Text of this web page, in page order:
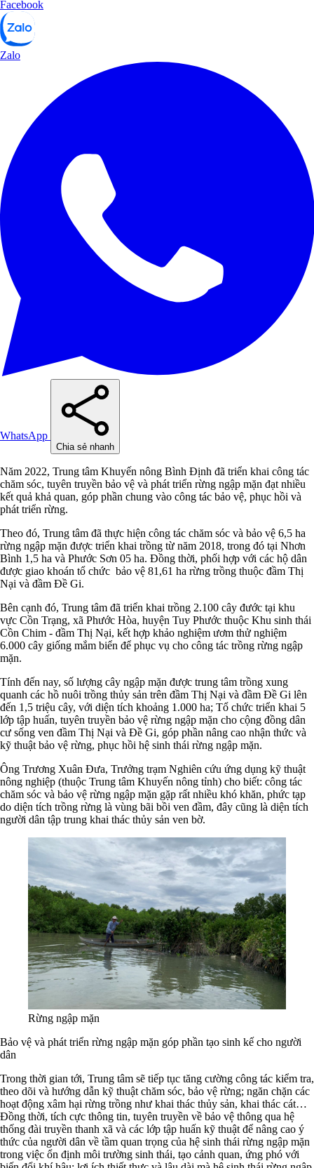
Facebook
Zalo
WhatsApp
Chia sẻ nhanh
Năm 2022, Trung tâm Khuyến nông Bình Định đã triển khai công tác
chăm sóc, tuyên truyền bảo vệ và phát triển rừng ngập mặn đạt nhiều
kết quả khả quan, góp phần chung vào công tác bảo vệ, phục hồi và
phát triển rừng.
Theo đó, Trung tâm đã thực hiện công tác chăm sóc và bảo vệ 6,5 ha
rừng ngập mặn được triển khai trồng từ năm 2018, trong đó tại Nhơn
Bình 1,5 ha và Phước Sơn 05 ha. Đồng thời, phối hợp với các hộ dân
được giao khoán tổ chức bảo vệ 81,61 ha rừng trồng thuộc đầm Thị
Nại và đầm Đề Gi.
Bên cạnh đó, Trung tâm đã triển khai trồng 2.100 cây đước tại khu
vực Cồn Trạng, xã Phước Hòa, huyện Tuy Phước thuộc Khu sinh thái
Cồn Chim - đầm Thị Nại, kết hợp khảo nghiệm ươm thử nghiệm
6.000 cây giống mắm biển để phục vụ cho công tác trồng rừng ngập
mặn.
Tính đến nay, số lượng cây ngập mặn được trung tâm trồng xung
quanh các hồ nuôi trồng thủy sản trên đầm Thị Nại và đầm Đề Gi lên
đến 1,5 triệu cây, với diện tích khoảng 1.000 ha; Tổ chức triển khai 5
lớp tập huấn, tuyên truyền bảo vệ rừng ngập mặn cho cộng đồng dân
cư sống ven đầm Thị Nại và Đề Gi, góp phần nâng cao nhận thức và
kỹ thuật bảo vệ rừng, phục hồi hệ sinh thái rừng ngập mặn.
Ông Trương Xuân Đưa, Trưởng trạm Nghiên cứu ứng dụng kỹ thuật
nông nghiệp (thuộc Trung tâm Khuyến nông tỉnh) cho biết: công tác
chăm sóc và bảo vệ rừng ngập mặn gặp rất nhiều khó khăn, phức tạp
do diện tích trồng rừng là vùng bãi bồi ven đầm, đây cũng là diện tích
người dân tập trung khai thác thủy sản ven bờ.
Rừng ngập mặn
Bảo vệ và phát triển rừng ngập mặn góp phần tạo sinh kế cho người
dân
Trong thời gian tới, Trung tâm sẽ tiếp tục tăng cường công tác kiểm tra,
theo dõi và hướng dẫn kỹ thuật chăm sóc, bảo vệ rừng; ngăn chặn các
hoạt động xâm hại rừng trồng như khai thác thủy sản, khai thác cát…
Đồng thời, tích cực thông tin, tuyên truyền về bảo vệ thông qua hệ
thống đài truyền thanh xã và các lớp tập huấn kỹ thuật để nâng cao ý
thức của người dân về tầm quan trọng của hệ sinh thái rừng ngập mặn
trong việc ổn định môi trường sinh thái, tạo cảnh quan, ứng phó với